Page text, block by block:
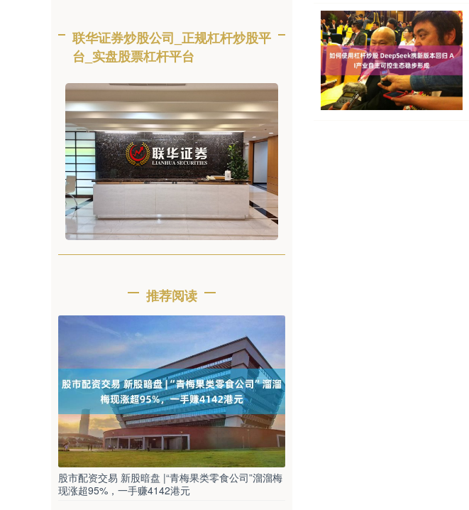
联华证券炒股公司_正规杠杆炒股平
台_实盘股票杠杆平台
推荐阅读
股市配资交易 新股暗盘 |“青梅果类零食公司”溜溜梅
现涨超95%，一手赚4142港元